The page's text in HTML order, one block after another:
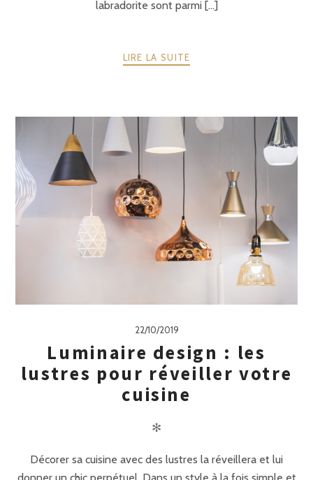
labradorite sont parmi [...]
LIRE LA SUITE
22/10/2019
Luminaire design : les
lustres pour réveiller votre
cuisine
✻
Décorer sa cuisine avec des lustres la réveillera et lui